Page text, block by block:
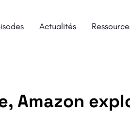
Actualités
Amazon